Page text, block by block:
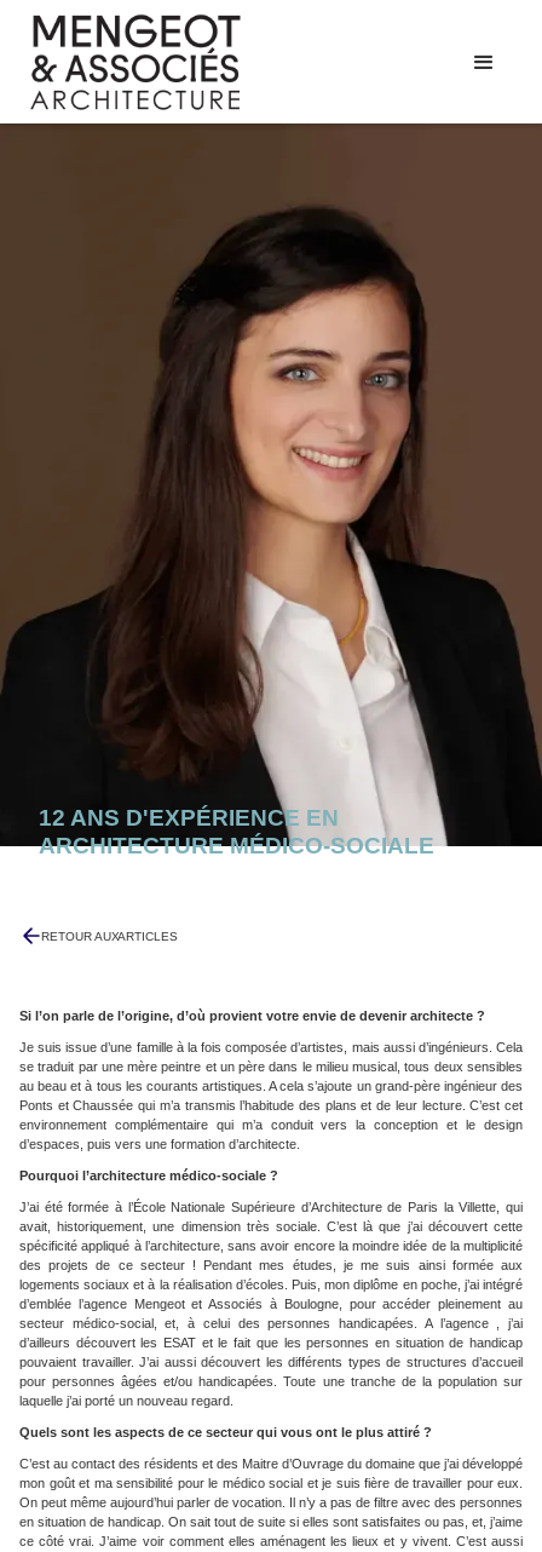
12 ANS D'EXPÉRIENCE EN
ARCHITECTURE MÉDICO-SOCIALE
RETOUR AUXARTICLES
Si l’on parle de l’origine, d’où provient votre envie de devenir architecte ?
Je suis issue d’une famille à la fois composée d’artistes, mais aussi d’ingénieurs. Cela
se traduit par une mère peintre et un père dans le milieu musical, tous deux sensibles
au beau et à tous les courants artistiques. A cela s’ajoute un grand-père ingénieur des
Ponts et Chaussée qui m’a transmis l’habitude des plans et de leur lecture. C’est cet
environnement complémentaire qui m’a conduit vers la conception et le design
d’espaces, puis vers une formation d’architecte.
Pourquoi l’architecture médico-sociale ?
J’ai été formée à l’École Nationale Supérieure d’Architecture de Paris la Villette, qui
avait, historiquement, une dimension très sociale. C’est là que j’ai découvert cette
spécificité appliqué à l’architecture, sans avoir encore la moindre idée de la multiplicité
des projets de ce secteur ! Pendant mes études, je me suis ainsi formée aux
logements sociaux et à la réalisation d’écoles. Puis, mon diplôme en poche, j’ai intégré
d’emblée l’agence Mengeot et Associés à Boulogne, pour accéder pleinement au
secteur médico-social, et, à celui des personnes handicapées. A l’agence , j’ai
d’ailleurs découvert les ESAT et le fait que les personnes en situation de handicap
pouvaient travailler. J’ai aussi découvert les différents types de structures d’accueil
pour personnes âgées et/ou handicapées. Toute une tranche de la population sur
laquelle j’ai porté un nouveau regard.
Quels sont les aspects de ce secteur qui vous ont le plus attiré ?
C’est au contact des résidents et des Maitre d’Ouvrage du domaine que j’ai développé
mon goût et ma sensibilité pour le médico social et je suis fière de travailler pour eux.
On peut même aujourd’hui parler de vocation. Il n’y a pas de filtre avec des personnes
en situation de handicap. On sait tout de suite si elles sont satisfaites ou pas, et, j’aime
ce côté vrai. J’aime voir comment elles aménagent les lieux et y vivent. C’est aussi